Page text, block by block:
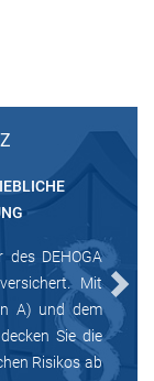
DEHOGA
Mit
A) und dem
Sie die
Risikos ab
Next